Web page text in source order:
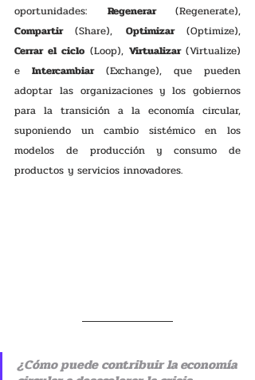
oportunidades: Regenerar
Compartir (Share), Optimizar
Cerrar el ciclo (Loop), Virtualizar (Virtualize)
e Intercambiar (Exchange), que pueden
adoptar las organizaciones y los gobiernos
para la transición a la economía circular,
suponiendo un cambio sistémico en los
modelos de producción y consumo de
productos y servicios innovadores.
¿Cómo puede contribuir la economía